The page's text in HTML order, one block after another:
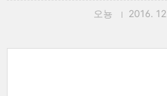
오뇽 2016.